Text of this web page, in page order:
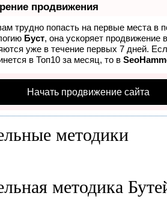
продвижения
трудно попасть на первые места в
Буст, она ускоряет продвижение
уже в течение первых 7 дней.
в Топ10 за месяц, то в
Начать продвижение сайта
методики
методика